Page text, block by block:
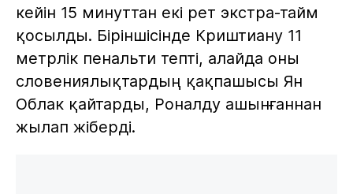
кейін 15 минуттан екі рет экстра-тайм
қосылды. Біріншісінде Криштиану 11
метрлік пенальти тепті, алайда оны
словениялықтардың қақпашысы Ян
Облак қайтарды, Роналду ашынғаннан
жылап жіберді.